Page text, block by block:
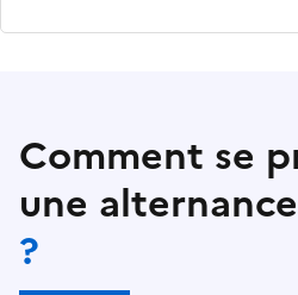
Comment se
une alternance
?